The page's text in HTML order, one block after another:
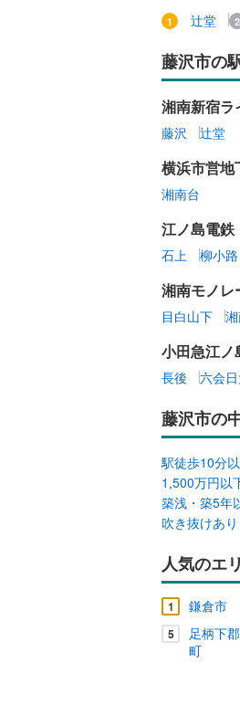
辻堂
藤沢市の
湘南新宿ラ
藤沢 辻堂
横浜市営地
湘南台
江ノ島電鉄
石上 柳小路
湘南モノレ
目白山下
小田急江ノ
長後 六会
藤沢市の
駅徒歩10分
1,500万円以
築浅・築5年
吹き抜けあり
人気のエ
1 鎌倉市
5
足柄下
町